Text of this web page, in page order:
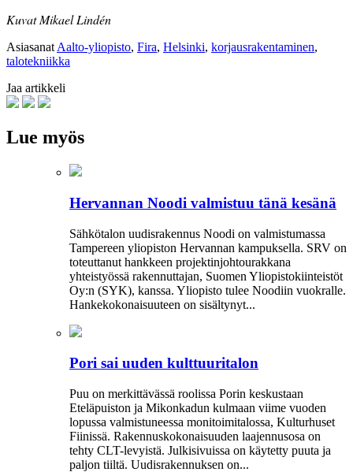
Kuvat Mikael Lindén
Asiasanat Aalto-yliopisto, Fira, Helsinki, korjausrakentaminen,
talotekniikka
Jaa artikkeli
Lue myös
Hervannan Noodi valmistuu tänä kesänä
Sähkötalon uudisrakennus Noodi on valmistumassa
Tampereen yliopiston Hervannan kampuksella. SRV on
toteuttanut hankkeen projektinjohtourakkana
yhteistyössä rakennuttajan, Suomen Yliopistokiinteistöt
Oy:n (SYK), kanssa. Yliopisto tulee Noodiin vuokralle.
Hankekokonaisuuteen on sisältynyt...
Pori sai uuden kulttuuritalon
Puu on merkittävässä roolissa Porin keskustaan
Eteläpuiston ja Mikonkadun kulmaan viime vuoden
lopussa valmistuneessa moni­toimitalossa, Kulturhuset
Fiinissä. Rakennuskokonaisuuden laajennusosa on
tehty CLT-levyistä. Julkisivuissa on käytetty puuta ja
paljon tiiltä. Uudisrakennuksen on...